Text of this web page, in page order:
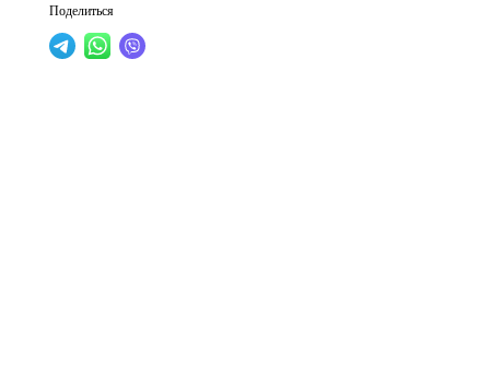
Поделиться